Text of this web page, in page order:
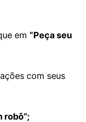
em “Peça seu
com seus
robô”;